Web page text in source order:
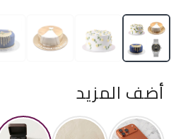
أضف المزيد